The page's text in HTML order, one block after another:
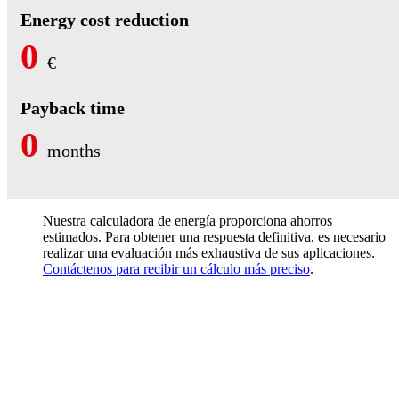
Energy cost reduction
0 €
Payback time
0 months
Nuestra calculadora de energía proporciona ahorros
estimados. Para obtener una respuesta definitiva, es necesario
realizar una evaluación más exhaustiva de sus aplicaciones.
Contáctenos para recibir un cálculo más preciso.